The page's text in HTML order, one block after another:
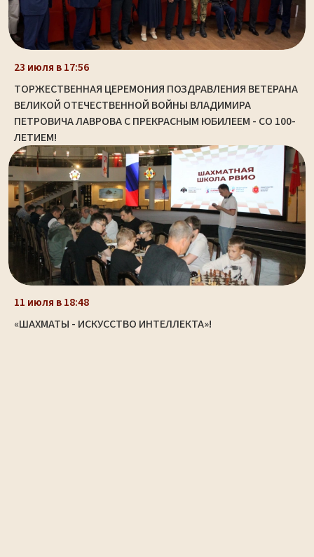
23 июля в 17:56
ТОРЖЕСТВЕННАЯ ЦЕРЕМОНИЯ ПОЗДРАВЛЕНИЯ ВЕТЕРАНА
ВЕЛИКОЙ ОТЕЧЕСТВЕННОЙ ВОЙНЫ ВЛАДИМИРА
ПЕТРОВИЧА ЛАВРОВА С ПРЕКРАСНЫМ ЮБИЛЕЕМ - СО 100-
ЛЕТИЕМ!
11 июля в 18:48
«ШАХМАТЫ - ИСКУССТВО ИНТЕЛЛЕКТА»!